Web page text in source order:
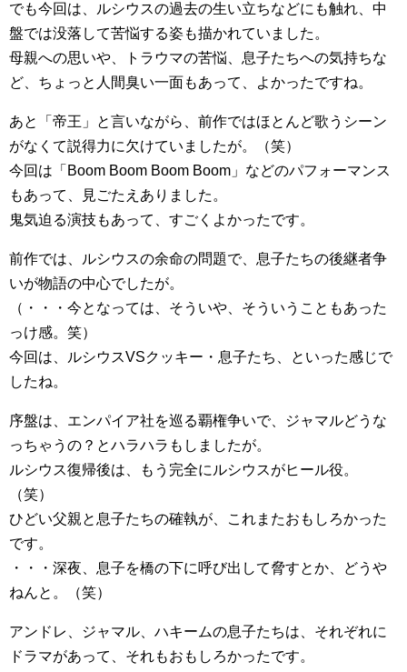
でも今回は、ルシウスの過去の生い立ちなどにも触れ、中
盤では没落して苦悩する姿も描かれていました。
母親への思いや、トラウマの苦悩、息子たちへの気持ちな
ど、ちょっと人間臭い一面もあって、よかったですね。
あと「帝王」と言いながら、前作ではほとんど歌うシーン
がなくて説得力に欠けていましたが。（笑）
今回は「Boom Boom Boom Boom」などのパフォーマンス
もあって、見ごたえありました。
鬼気迫る演技もあって、すごくよかったです。
前作では、ルシウスの余命の問題で、息子たちの後継者争
いが物語の中心でしたが。
（・・・今となっては、そういや、そういうこともあった
っけ感。笑）
今回は、ルシウスVSクッキー・息子たち、といった感じで
したね。
序盤は、エンパイア社を巡る覇権争いで、ジャマルどうな
っちゃうの？とハラハラもしましたが。
ルシウス復帰後は、もう完全にルシウスがヒール役。
（笑）
ひどい父親と息子たちの確執が、これまたおもしろかった
です。
・・・深夜、息子を橋の下に呼び出して脅すとか、どうや
ねんと。（笑）
アンドレ、ジャマル、ハキームの息子たちは、それぞれに
ドラマがあって、それもおもしろかったです。